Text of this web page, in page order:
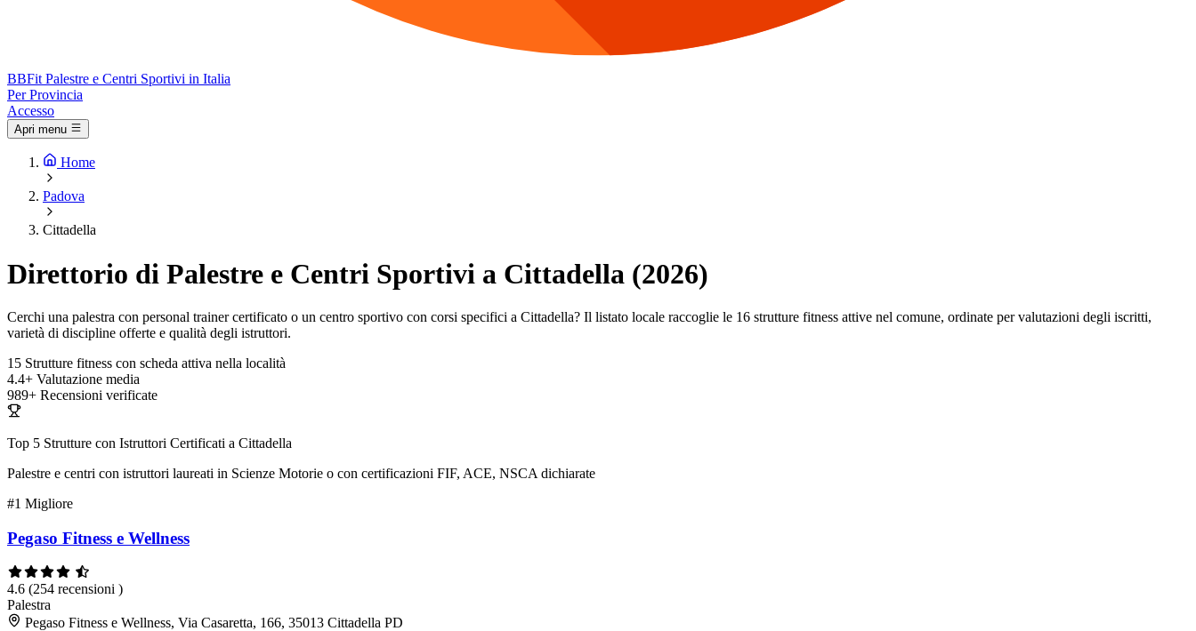
BBFit Palestre e Centri Sportivi in Italia
Per Provincia
Accesso
Apri menu
Home
Padova
Cittadella
Direttorio di Palestre e Centri Sportivi a Cittadella (2026)
Cerchi una palestra con personal trainer certificato o un centro sportivo con corsi specifici a Cittadella? Il listato locale raccoglie le 16 strutture fitness attive nel comune, ordinate per valutazioni degli iscritti,
varietà di discipline offerte e qualità degli istruttori.
15 Strutture fitness con scheda attiva nella località
4.4+ Valutazione media
989+ Recensioni verificate
Top 5 Strutture con Istruttori Certificati a Cittadella
Palestre e centri con istruttori laureati in Scienze Motorie o con certificazioni FIF, ACE, NSCA dichiarate
#1 Migliore
Pegaso Fitness e Wellness
4.6 (254 recensioni )
Palestra
Pegaso Fitness e Wellness, Via Casaretta, 166, 35013 Cittadella PD